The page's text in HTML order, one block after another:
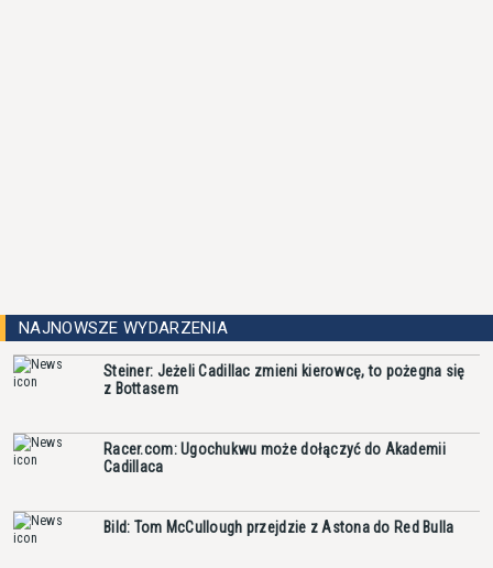
NAJNOWSZE WYDARZENIA
Steiner: Jeżeli Cadillac zmieni kierowcę, to pożegna się
z Bottasem
Racer.com: Ugochukwu może dołączyć do Akademii
Cadillaca
Bild: Tom McCullough przejdzie z Astona do Red Bulla